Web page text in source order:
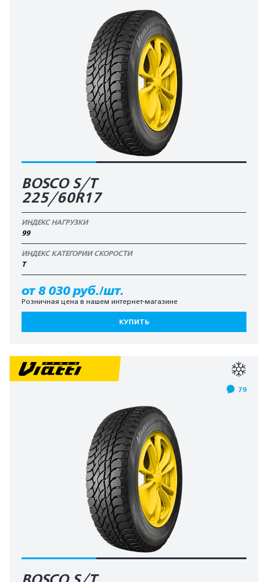
BOSCO S/T
225/60R17
ИНДЕКС НАГРУЗКИ
99
ИНДЕКС КАТЕГОРИИ СКОРОСТИ
T
от 8 030 руб./шт.
Розничная цена в нашем интернет-магазине
КУПИТЬ
79